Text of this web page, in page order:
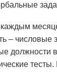
каждым
– числовые
должности